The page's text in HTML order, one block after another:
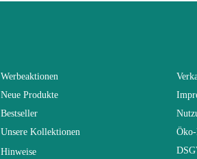
Lieferzeiten (Anz. Tage)
Werbeaktionen
Neue Produkte
Bestseller
Unsere Kollektionen
Hinweise